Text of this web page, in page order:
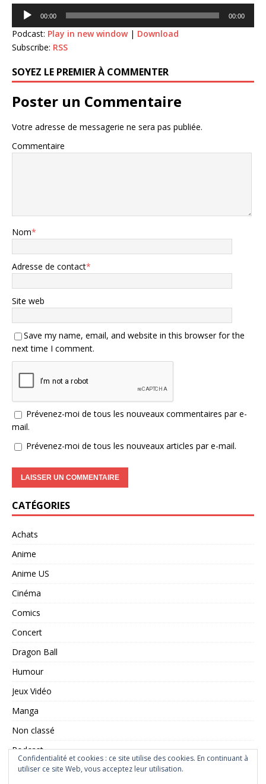
Lecteur
audio
00:00 00:00
Podcast: Play in new window| Download
Subscribe: RSS
SOYEZ LE PREMIER À COMMENTER
Poster un Commentaire
Votre adresse de messagerie ne sera pas publiée.
Commentaire
Nom*
Adresse de contact*
Site web
Save my name, email, and website in this browser for the
next time I comment.
Prévenez-moi de tous les nouveaux commentaires par e-
mail.
Prévenez-moi de tous les nouveaux articles par e-mail.
CATÉGORIES
Achats
Anime
Anime US
Cinéma
Comics
Concert
Dragon Ball
Humour
Jeux Vidéo
Manga
Non classé
Podcast
Saint Seiya
Confidentialité et cookies : ce site utilise des cookies. En continuant à
utiliser ce site Web, vous acceptez leur utilisation.